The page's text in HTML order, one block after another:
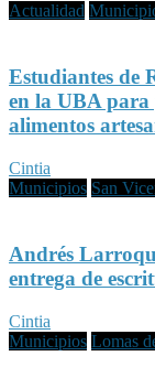
Actualidad
Estudiantes de
en la UBA
alimentos
Cintia
Municipios San
Andrés
entrega de
Cintia
Municipios Lomas